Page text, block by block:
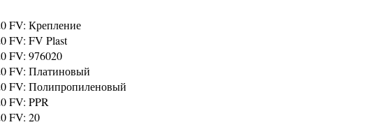
FV: Крепление
FV: FV Plast
FV: 976020
FV: Платиновый
FV: Полипропиленовый
FV: PPR
FV: 20